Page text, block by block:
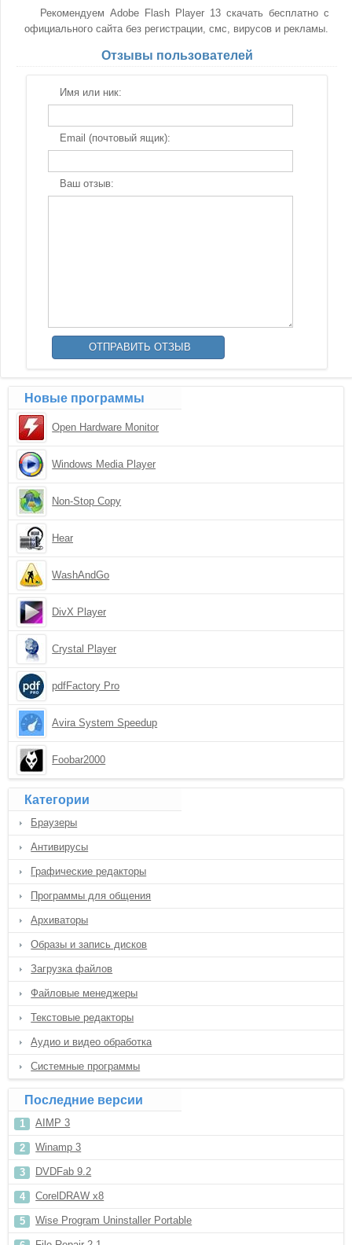
Рекомендуем Adobe Flash Player 13 скачать бесплатно с
официального сайта без регистрации, смс, вирусов и рекламы.
Отзывы пользователей
Имя или ник:
Email (почтовый ящик):
Ваш отзыв:
Новые программы
Open Hardware Monitor
Windows Media Player
Non-Stop Copy
Hear
WashAndGo
DivX Player
Crystal Player
pdfFactory Pro
Avira System Speedup
Foobar2000
Категории
Браузеры
Антивирусы
Графические редакторы
Программы для общения
Архиваторы
Образы и запись дисков
Загрузка файлов
Файловые менеджеры
Текстовые редакторы
Аудио и видео обработка
Системные программы
Последние версии
AIMP 3
Winamp 3
DVDFab 9.2
CorelDRAW x8
Wise Program Uninstaller Portable